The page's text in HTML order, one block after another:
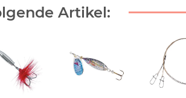
Artikel: